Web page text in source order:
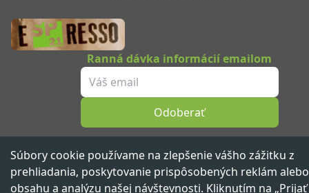
Súbory cookie používame na zlepšenie vášho zážitku z
prehliadania, poskytovanie prispôsobených reklám alebo
obsahu a analýzu našej návštevnosti. Kliknutím na „Prijať
Ranná dávka informácií emailom
Odoberať
Sledujte nás